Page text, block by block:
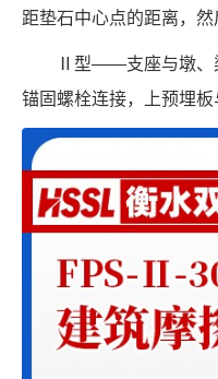
距垫石中心点的距离，然
Ⅱ型——支座与墩、
锚固螺栓连接，上预埋